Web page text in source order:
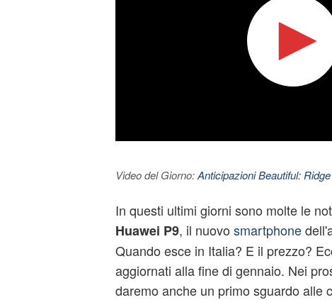
Video del Giorno:Anticipazioni Beautiful:
In questi ultimi giorni sono molte le
Huawei P9, il nuovo smartphone
Quando esce in Italia? E il prezzo?
aggiornati alla fine di gennaio. Nei
daremo anche un primo sguardo alle